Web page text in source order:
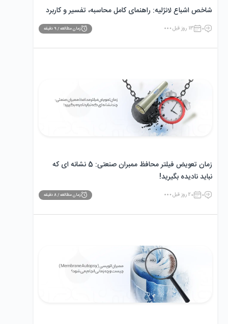
شاخص اشباع لانژلیه: راهنمای کامل محاسبه، تفسیر و کاربرد
0 13 روز قبل زمان مطالعه /9 دقیقه
زمان تعویض فیلتر محافظ ممبران صنعتی: 5 نشانه ‌ای که
نباید نادیده بگیرید!
0 20 روز قبل زمان مطالعه /8دقیقه